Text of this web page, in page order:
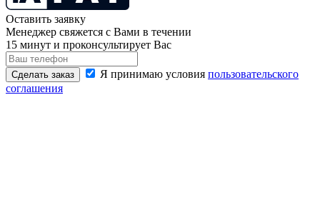
Оставить заявку
Менеджер свяжется с Вами в течении
15 минут и проконсультирует Вас
Сделать заказ Я принимаю условия пользовательского
соглашения